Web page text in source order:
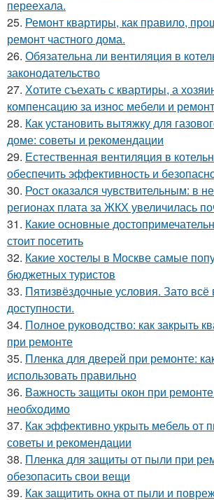
переехала.
25. Ремонт квартиры, как правило,
ремонт частного дома.
26. Обязательна ли вентиляция в
законодательство
27. Хотите съехать с квартиры, а
компенсацию за износ мебели и
28. Как установить вытяжку для
доме: советы и рекомендации
29. Естественная вентиляция в
обеспечить эффективность и
30. Рост оказался чувствительным: в
регионах плата за ЖКХ увеличилась
31. Какие основные
стоит посетить
32. Какие хостелы в Москве самые
бюджетных туристов
33. Пятизвёздочные условия. Зато всё
доступности.
34. Полное руководство: как закрыть
при ремонте
35. Пленка для дверей при ремонте:
использовать правильно
36. Важность защиты окон при
необходимо
37. Как эффективно укрыть мебель от
советы и рекомендации
38. Пленка для защиты от пыли при
обезопасить свои вещи
39. Как защитить окна от пыли и